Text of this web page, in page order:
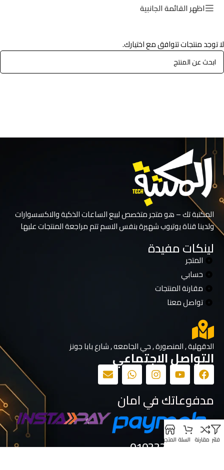
اظهر القائمة الجانبية
لا توجد منتجات تتوافق مع اختيارك.
المكتبة تك – هو متجر متخصص لبيع الساعات الذكية والاكسسوارات
ولدينا قناة يوتيوب شهيرة بنفس الاسم تتم مراجعة المنتجات عليها
لينكات مفيدة
المتجر
حسابي
مقارنة المنتجات
تواصل معنا
الدقهلية , المنصورة , حي الجامعه , شارع بابا جونز
التواصل الاجتماعي
مدفوعاتك في امان
⁦01022281681 فلتر مقارنة السلة المتجر